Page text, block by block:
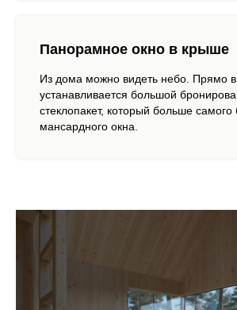
Панорамное окно в крыше
Из дома можно видеть небо. Прямо в
устанавливается большой
стеклопакет, который больше самого
мансардного окна.